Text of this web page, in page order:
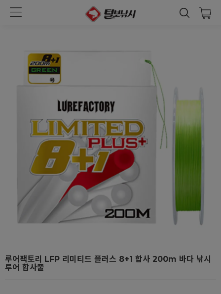
루어팩토리 LFP 리미티드 플러스 8+1 합사 200m 바다 낚시
루어 합사줄